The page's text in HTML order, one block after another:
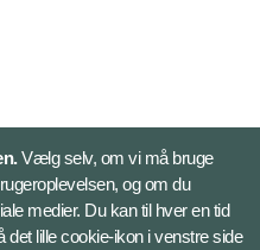
Vælg selv, om vi må bruge
og om du
medier. Du kan til hver en tid
lille cookie-ikon i venstre side